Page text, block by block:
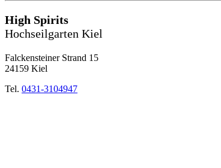
High Spirits
Hochseilgarten Kiel
Falckensteiner Strand 15
24159 Kiel
Tel. 0431-3104947